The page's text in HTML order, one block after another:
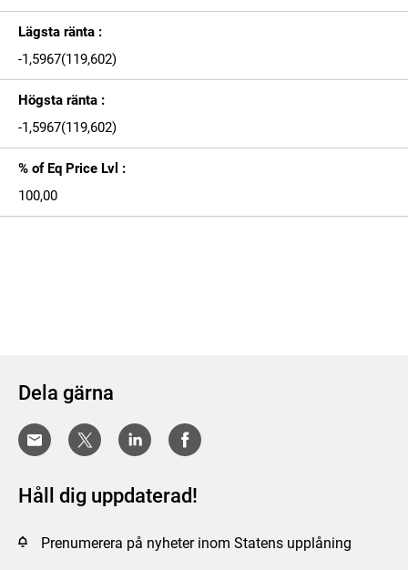
Lägsta ränta :
-1,5967(119,602)
Högsta ränta :
-1,5967(119,602)
% of Eq Price Lvl :
100,00
Dela gärna
Håll dig uppdaterad!
Prenumerera på nyheter inom Statens upplåning